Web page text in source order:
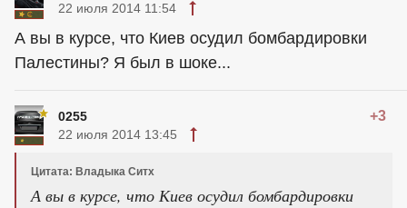
22 июля 2014 11:54
А вы в курсе, что Киев осудил бомбардировки
Палестины? Я был в шоке...
0255 +3
22 июля 2014 13:45
Цитата: Владыка Ситх
А вы в курсе, что Киев осудил бомбардировки